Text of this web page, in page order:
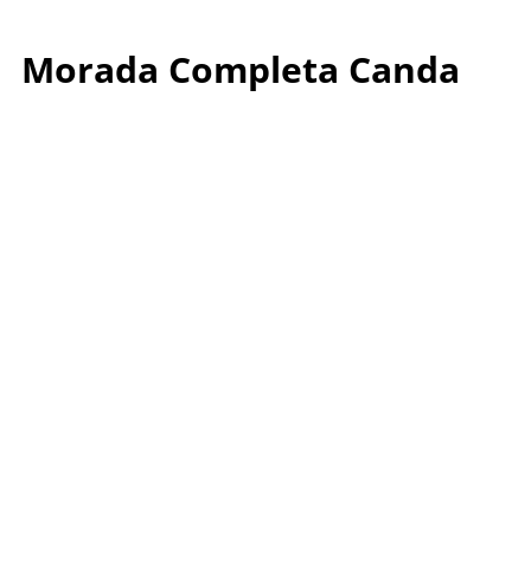
Morada Completa Canda